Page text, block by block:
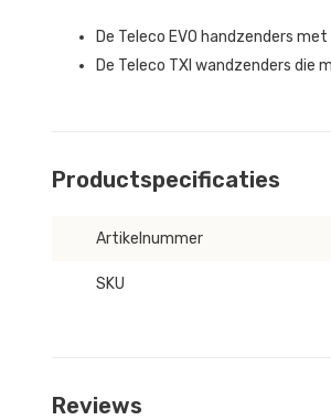
De Teleco EVO handzenders
De Teleco TXI wandzenders die
Productspecificaties
Artikelnummer
SKU
Reviews